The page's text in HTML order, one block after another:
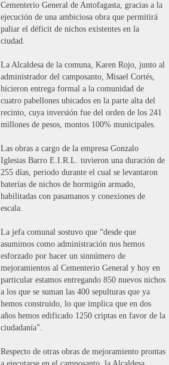
Cementerio General de Antofagasta, gracias a la
ejecución de una ambiciosa obra que permitirá
paliar el déficit de nichos existentes en la
ciudad.
La Alcaldesa de la comuna, Karen Rojo, junto al
administrador del camposanto, Misael Cortés,
hicieron entrega formal a la comunidad de
cuatro pabellones ubicados en la parte alta del
recinto, cuya inversión fue del orden de los 241
millones de pesos, montos 100% municipales.
Las obras a cargo de la empresa Gonzalo
Iglesias Barro E.I.R.L. tuvieron una duración de
255 días, periodo durante el cual se levantaron
baterías de nichos de hormigón armado,
habilitadas con pasamanos y conexiones de
escala.
La jefa comunal sostuvo que “desde que
asumimos como administración nos hemos
esforzado por hacer un sinnúmero de
mejoramientos al Cementerio General y hoy en
particular estamos entregando 850 nuevos nichos
a los que se suman las 400 sepulturas que ya
hemos construido, lo que implica que en dos
años hemos edificado 1250 criptas en favor de la
ciudadanía”.
Respecto de otras obras de mejoramiento prontas